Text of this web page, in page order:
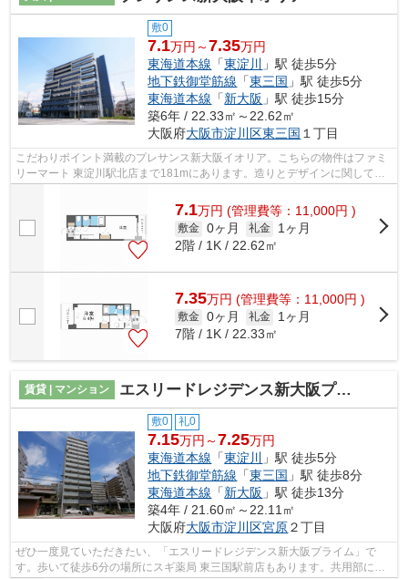
敷0
7.1万円～7.35万円
東海道本線 「東淀川
」駅 徒歩5分
地下鉄御堂筋線 「東三国 」駅 徒歩5分
東海道本線 「新大阪 」駅 徒歩15分
築6年 / 22.33㎡～22.62㎡
大阪府大阪市淀川区東三国 １丁目
こだわりポイント満載のプレサンス新大阪イオリア。こちらの物件はファミ
リーマート 東淀川駅北店まで181mにあります。造りとデザインに関して、
7.1万円 (管理費等：11,000円 )
敷金 0ヶ月 礼金
1ヶ月
2階 / 1K / 22.62㎡
7.35万円 (管理費等：11,000円 )
敷金 0ヶ月 礼金
1ヶ月
7階 / 1K / 22.33㎡
賃貸 | マンション エスリードレジデンス新大阪プライム
敷0 礼0
7.15万円～7.25万円
東海道本線 「東淀川
」駅 徒歩5分
地下鉄御堂筋線 「東三国 」駅 徒歩8分
東海道本線 「新大阪 」駅 徒歩13分
築4年 / 21.60㎡～22.11㎡
大阪府大阪市淀川区宮原２丁目
ぜひ一度見ていただきたい、「エスリードレジデンス新大阪プライム」で
す。歩いて徒歩6分の場所にスギ薬局 東三国駅前店もあります。共用部には